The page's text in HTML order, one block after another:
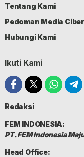
Tentang Kami
Pedoman Media Ciber
Hubungi Kami
Ikuti Kami
Redaksi
FEM INDONESIA:
PT. FEM Indonesia
Head Office: